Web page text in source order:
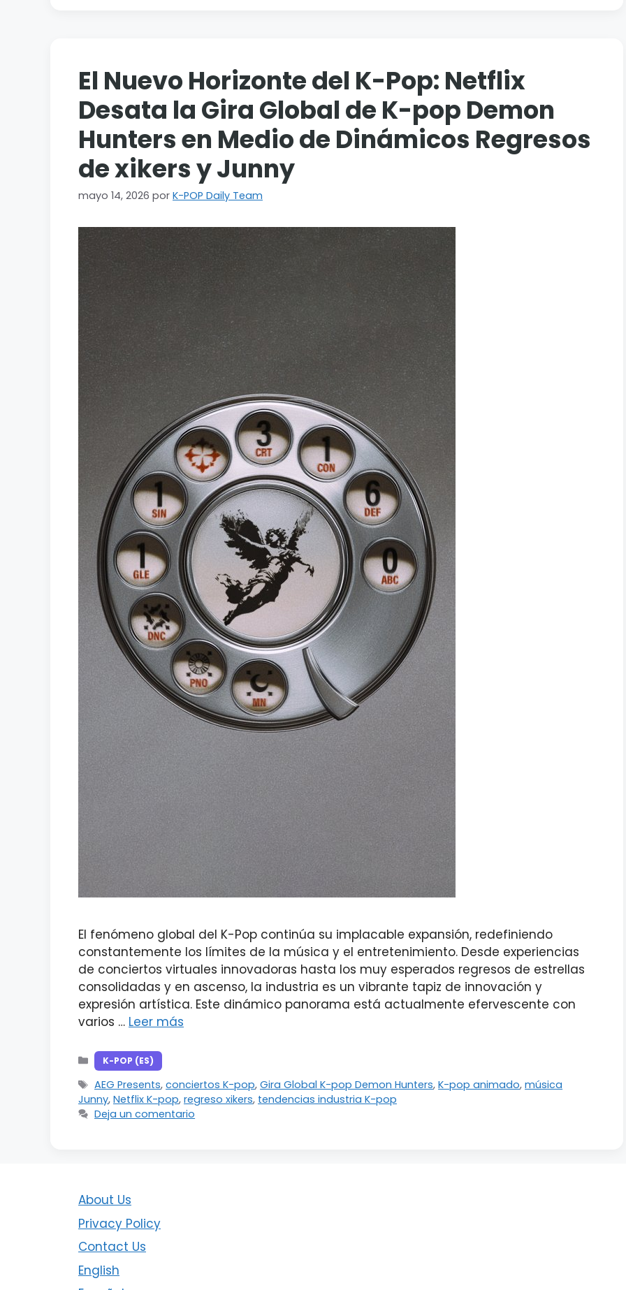
El Nuevo Horizonte del K-Pop: Netflix
Desata la Gira Global de K-pop Demon
Hunters en Medio de Dinámicos Regresos
de xikers y Junny
mayo 14, 2026 por K-POP Daily Team
El fenómeno global del K-Pop continúa su implacable expansión, redefiniendo
constantemente los límites de la música y el entretenimiento. Desde experiencias
de conciertos virtuales innovadoras hasta los muy esperados regresos de estrellas
consolidadas y en ascenso, la industria es un vibrante tapiz de innovación y
expresión artística. Este dinámico panorama está actualmente efervescente con
varios … Leer más
Categorías
K-POP (ES)
Etiquetas
AEG Presents,conciertos K-pop,Gira Global K-pop Demon Hunters,K-pop animado,música
Junny, Netflix K-pop, regreso xikers, tendencias industria K-pop
Deja un comentario
About Us
Privacy Policy
Contact Us
English